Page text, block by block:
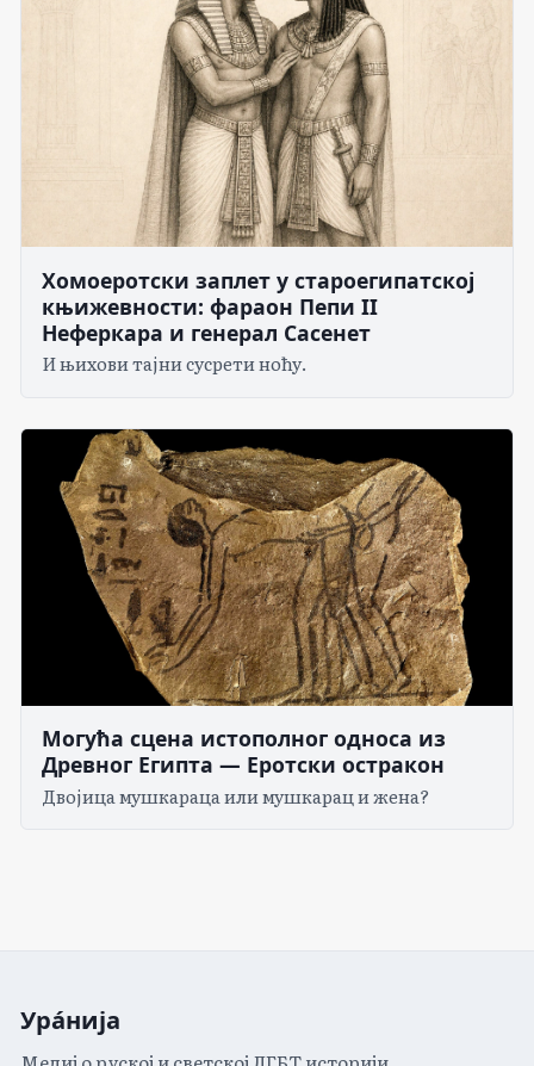
Хомоеротски заплет у староегипатској
књижевности: фараон Пепи II
Неферкара и генерал Сасенет
И њихови тајни сусрети ноћу.
Могућа сцена истополног односа из
Древног Египта — Еротски остракон
Двојица мушкараца или мушкарац и жена?
Ура́нија